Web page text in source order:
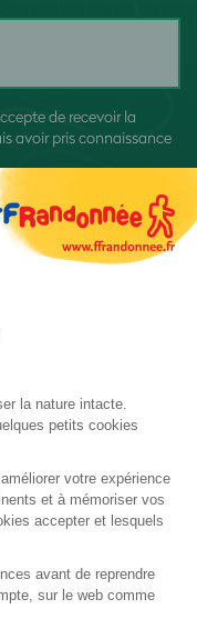
de recevoir la
avoir pris connaissance
la nature intacte.
petits cookies
votre expérience
et à mémoriser vos
accepter et lesquels
avant de reprendre
sur le web comme